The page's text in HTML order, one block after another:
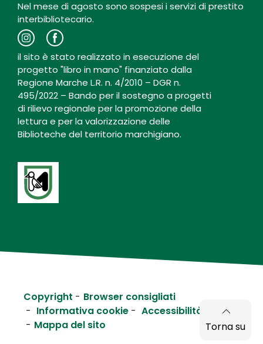
Nel mese di agosto sono sospesi i servizi di prestito
interbibliotecario.
il sito è stato realizzato in esecuzione del
progetto "libro in mano" finanziato dalla
Regione Marche L.R. n. 4/2010 – DGR n.
495/2022 – Bando per il sostegno a progetti
di rilievo regionale per la promozione della
lettura e per la valorizzazione delle
Biblioteche del territorio marchigiano.
Copyright
Browser consigliati
Informativa cookie
Accessibilità
Mappa del sito Torna su